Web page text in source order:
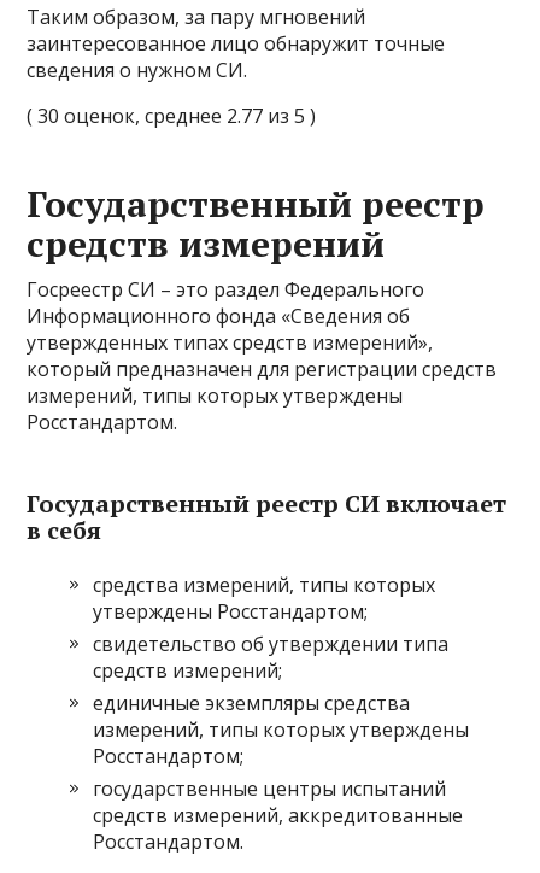
Таким образом, за пару мгновений
заинтересованное лицо обнаружит точные
сведения о нужном СИ.
( 30 оценок, среднее 2.77 из 5 )
Государственный реестр
средств измерений
Госреестр СИ – это раздел Федерального
Информационного фонда «Сведения об
утвержденных типах средств измерений»,
который предназначен для регистрации средств
измерений, типы которых утверждены
Росстандартом.
Государственный реестр СИ включает
в себя
средства измерений, типы которых
утверждены Росстандартом;
свидетельство об утверждении типа
средств измерений;
единичные экземпляры средства
измерений, типы которых утверждены
Росстандартом;
государственные центры испытаний
средств измерений, аккредитованные
Росстандартом.